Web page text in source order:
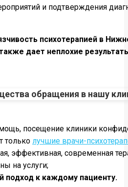
и подтверждения
психотерапией в
дает неплохие
обращения в нашу
посещение клиники
только лучшие врачи-
эффективная, современная
на услуги;
подход к каждому пациенту.